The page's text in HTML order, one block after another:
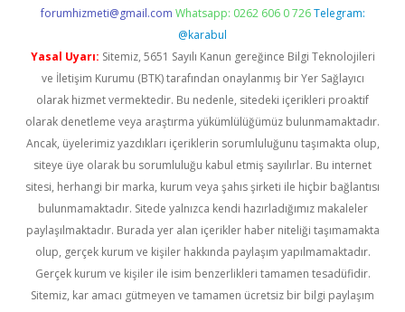
forumhizmeti@gmail.com Whatsapp: 0262 606 0 726 Telegram:
@karabul
Yasal Uyarı: Sitemiz, 5651 Sayılı Kanun gereğince Bilgi Teknolojileri
ve İletişim Kurumu (BTK) tarafından onaylanmış bir Yer Sağlayıcı
olarak hizmet vermektedir. Bu nedenle, sitedeki içerikleri proaktif
olarak denetleme veya araştırma yükümlülüğümüz bulunmamaktadır.
Ancak, üyelerimiz yazdıkları içeriklerin sorumluluğunu taşımakta olup,
siteye üye olarak bu sorumluluğu kabul etmiş sayılırlar. Bu internet
sitesi, herhangi bir marka, kurum veya şahıs şirketi ile hiçbir bağlantısı
bulunmamaktadır. Sitede yalnızca kendi hazırladığımız makaleler
paylaşılmaktadır. Burada yer alan içerikler haber niteliği taşımamakta
olup, gerçek kurum ve kişiler hakkında paylaşım yapılmamaktadır.
Gerçek kurum ve kişiler ile isim benzerlikleri tamamen tesadüfidir.
Sitemiz, kar amacı gütmeyen ve tamamen ücretsiz bir bilgi paylaşım